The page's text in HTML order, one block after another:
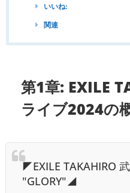
いいね:
関連
第1章: EXILE
ライブ2024の
◤EXILE TAKAHIRO
"GLORY"◢